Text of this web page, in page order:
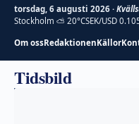
torsdag, 6 augusti 2026 ·
Stockholm ⛅ 20°CSEK/USD
Om ossRedaktionenKällor
Hoppa
Tidsbild